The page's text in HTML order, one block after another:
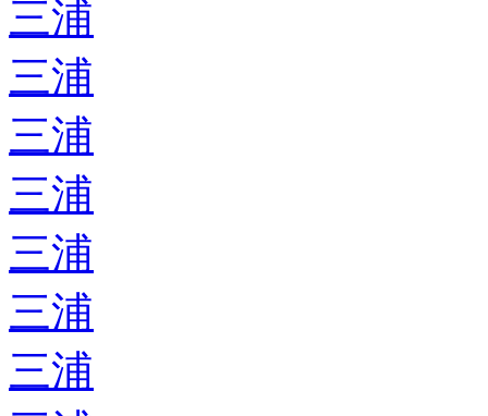
三浦
三浦
三浦
三浦
三浦
三浦
三浦